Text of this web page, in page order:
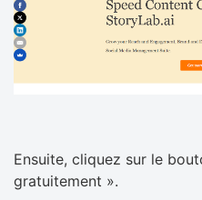
Ensuite, cliquez sur le
gratuitement ».